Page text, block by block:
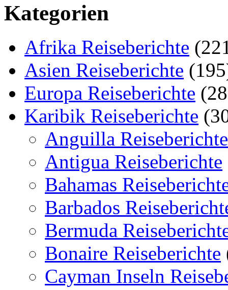
Kategorien
Afrika Reiseberichte
Asien Reiseberichte
Europa Reiseberichte
Karibik Reiseberichte
Anguilla Reiseberichte
Antigua Reiseberichte
Bahamas
Barbados
Bermuda
Bonaire Reiseberichte
Cayman Inseln